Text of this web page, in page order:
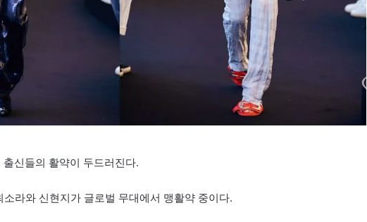
신들의 활약이 두드러진다.
라와 신현지가 글로벌 무대에서 맹활약 중이다.